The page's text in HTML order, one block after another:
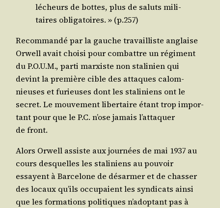
lécheurs de bottes, plus de saluts mili­
taires obli­ga­toires. » (p.257)
Recom­man­dé par la gauche tra­vailliste anglaise
Orwell avait choi­si pour com­battre un régi­ment
du P.O.U.M., par­ti mar­xiste non sta­li­nien qui
devint la pre­mière cible des attaques calom­
nieuses et furieuses dont les sta­li­niens ont le
secret. Le mou­ve­ment liber­taire étant trop impor­
tant pour que le P.C. n’ose jamais l’attaquer
de front.
Alors Orwell assiste aux jour­nées de mai 1937 au
cours des­quelles les sta­li­niens au pou­voir
essayent à Bar­ce­lone de désar­mer et de chas­ser
des locaux qu’ils occu­paient les syn­di­cats ain­si
que les for­ma­tions poli­tiques n’adoptant pas à